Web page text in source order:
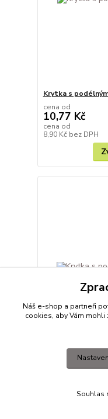
Krytka s
cena od
10,77 Kč
cena od
8,90 Kč bez DPH
Krytka s
Náš e-shop a partneři
cookies, aby Vám mohli
Souhlas